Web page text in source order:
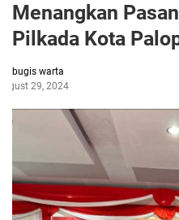
Menangkan
Pilkada Kota
bugis warta
29, 2024